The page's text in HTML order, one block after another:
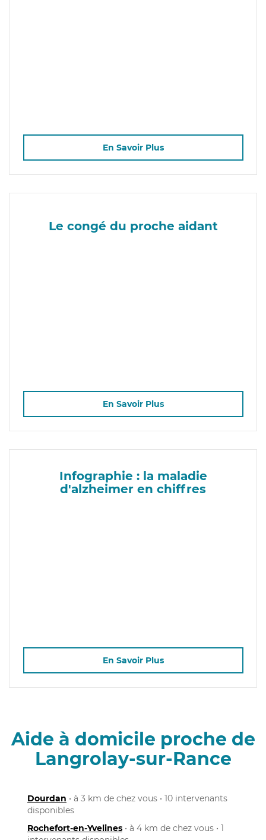
En Savoir Plus
Le congé du proche aidant
En Savoir Plus
Infographie : la maladie
d'alzheimer en chiffres
En Savoir Plus
Aide à domicile proche de
Langrolay-sur-Rance
Dourdan • à 3 km de chez vous • 10 intervenants
disponibles
Rochefort-en-Yvelines • à 4 km de chez vous • 1